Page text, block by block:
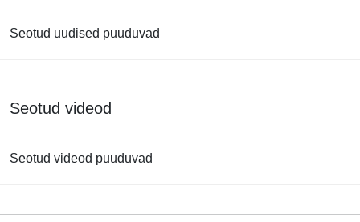
Seotud uudised puuduvad
Seotud videod
Seotud videod puuduvad